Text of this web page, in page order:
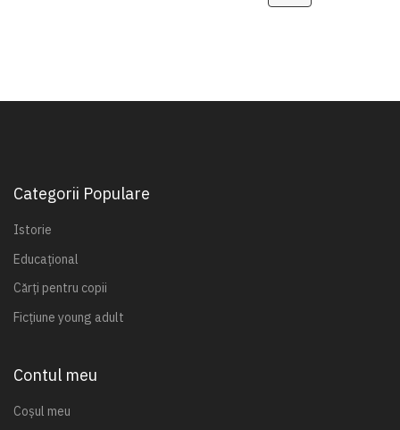
Categorii Populare
Istorie
Educațional
Cărți pentru copii
Ficțiune young adult
Contul meu
Coșul meu